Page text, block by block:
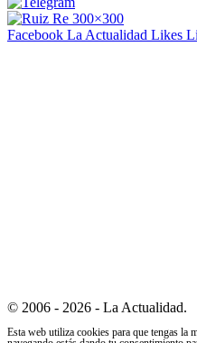
Facebook La Actualidad Likes
© 2006 - 2026 - La Actualidad.
Esta web utiliza cookies para que tengas la